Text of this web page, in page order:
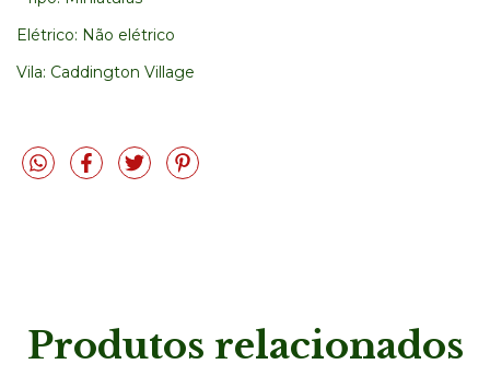
Elétrico: Não elétrico
Vila: Caddington Village
Produtos relacionados